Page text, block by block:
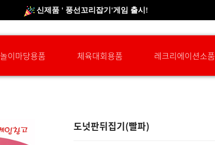
신규회원 HAPPY EVENT 적립금 5,000원 증정
놀이마당용품 체육대회용품 레크리에이션소품
도넛판뒤집기(빨파)